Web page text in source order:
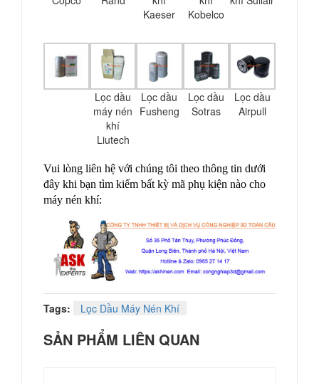
Kaeser
Kobelco
Lọc dầu
máy nén
khí
Liutech
Lọc dầu
Fusheng
Lọc dầu
Sotras
Lọc dầu
Airpull
Vui lòng liên hệ với chúng tôi theo thông tin dưới
đây khi bạn tìm kiếm bất kỳ mã phụ kiện nào cho
máy nén khí:
Tags: Lọc Dầu Máy Nén Khí
SẢN PHẨM LIÊN QUAN